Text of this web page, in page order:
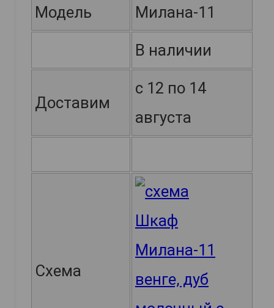
Модель Милана-11
В наличии
Доставим
с 12 по 14
августа
Схема